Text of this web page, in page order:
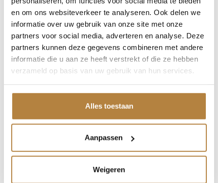
en om ons websiteverkeer te analyseren. Ook delen we
informatie over uw gebruik van onze site met onze
partners voor social media, adverteren en analyse. Deze
partners kunnen deze gegevens combineren met andere
informatie die u aan ze heeft verstrekt of die ze hebben
verzameld op basis van uw gebruik van hun services.
Alles toestaan
Aanpassen
Weigeren
comfortabele en krachtige SUV die luxe, ruimte en
prestaties moeiteloos combineert. De plug-in
hybride aandrijving levert een systeemvermogen
van 442 pk en zorgt voor soepele prestaties, terwijl
de automatische transmissie en 4MATIC
vierwielaandrijving garant staan voor een stabiel en
ontspannen rijgedrag onder alle omstandigheden.
De GLE biedt een hoge zit, veel binnenruimte en een
prettig rijcomfort, wat hem zeer geschikt maakt
voor zowel dagelijks gebruik als langere ritten.
Dankzij het indrukwekkende trekgewicht van 3.500
het trekken van een caravan, paardentrailer of